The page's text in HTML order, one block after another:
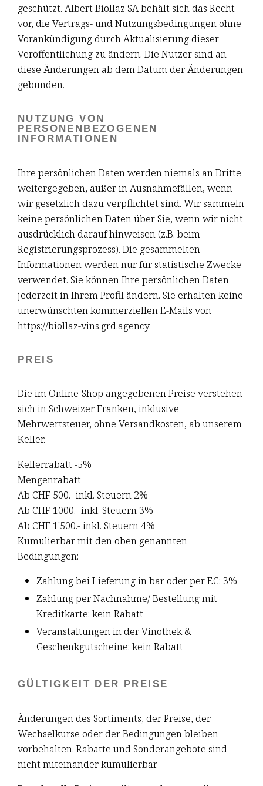
geschützt. Albert Biollaz SA behält sich das Recht
vor, die Vertrags- und Nutzungsbedingungen ohne
Vorankündigung durch Aktualisierung dieser
Veröffentlichung zu ändern. Die Nutzer sind an
diese Änderungen ab dem Datum der Änderungen
gebunden.
NUTZUNG VON
PERSONENBEZOGENEN
INFORMATIONEN
Ihre persönlichen Daten werden niemals an Dritte
weitergegeben, außer in Ausnahmefällen, wenn
wir gesetzlich dazu verpflichtet sind. Wir sammeln
keine persönlichen Daten über Sie, wenn wir nicht
ausdrücklich darauf hinweisen (z.B. beim
Registrierungsprozess). Die gesammelten
Informationen werden nur für statistische Zwecke
verwendet. Sie können Ihre persönlichen Daten
jederzeit in Ihrem Profil ändern. Sie erhalten keine
unerwünschten kommerziellen E-Mails von
https://biollaz-vins.grd.agency.
PREIS
Die im Online-Shop angegebenen Preise verstehen
sich in Schweizer Franken, inklusive
Mehrwertsteuer, ohne Versandkosten, ab unserem
Keller.
Kellerrabatt -5%
Mengenrabatt
Ab CHF 500.- inkl. Steuern 2%
Ab CHF 1000.- inkl. Steuern 3%
Ab CHF 1'500.- inkl. Steuern 4%
Kumulierbar mit den oben genannten
Bedingungen:
Zahlung bei Lieferung in bar oder per EC: 3%
Zahlung per Nachnahme/ Bestellung mit
Kreditkarte: kein Rabatt
Veranstaltungen in der Vinothek &
Geschenkgutscheine: kein Rabatt
GÜLTIGKEIT DER PREISE
Änderungen des Sortiments, der Preise, der
Wechselkurse oder der Bedingungen bleiben
vorbehalten. Rabatte und Sonderangebote sind
nicht miteinander kumulierbar.